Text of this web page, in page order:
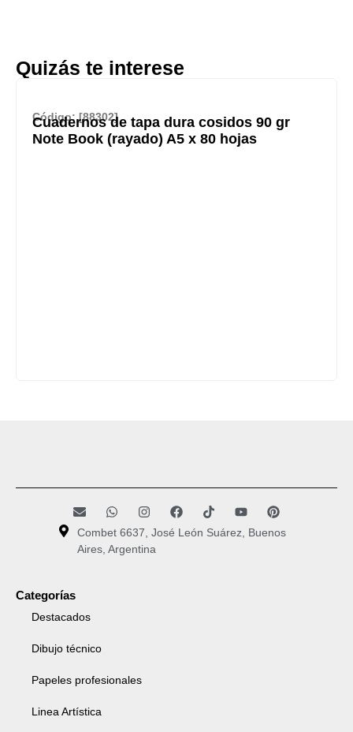
Quizás te interese
Código: [88302]
Cuadernos de tapa dura cosidos 90 gr
Note Book (rayado) A5 x 80 hojas
Combet 6637, José León Suárez, Buenos
Aires, Argentina
Categorías
Destacados
Dibujo técnico
Papeles profesionales
Linea Artística